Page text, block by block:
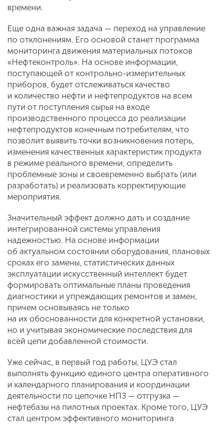
времени.
Еще одна важная задача — переход на управление
по отклонениям. Его основой станет программа
мониторинга движения материальных потоков
«Нефтеконтроль». На основе информации,
поступающей от контрольно-измерительных
приборов, будет отслеживаться качество
и количество нефти и нефтепродуктов на всем
пути от поступления сырья на входе
производственного процесса до реализации
нефтепродуктов конечным потребителям, что
позволит выявить точки возникновения потерь,
изменения качественных характеристик продукта
в режиме реального времени, определить
проблемные зоны и своевременно выбрать (или
разработать) и реализовать корректирующие
мероприятия.
Значительный эффект должно дать и создание
интегрированной системы управления
надежностью. На основе информации
об актуальном состоянии оборудования, плановых
сроках его замены, статистических данных
эксплуатации искусственный интеллект будет
формировать оптимальные планы проведения
диагностики и упреждающих ремонтов и замен,
причем основываясь не только
на их обоснованности для конкретной установки,
но и учитывая экономические последствия для
всей цепи добавленной стоимости.
Уже сейчас, в первый год работы, ЦУЭ стал
выполнять функцию единого центра оперативного
и календарного планирования и координации
деятельности по цепочке НПЗ — отгрузка —
нефтебазы на пилотных проектах. Кроме того, ЦУЭ
стал центром эффективного мониторинга